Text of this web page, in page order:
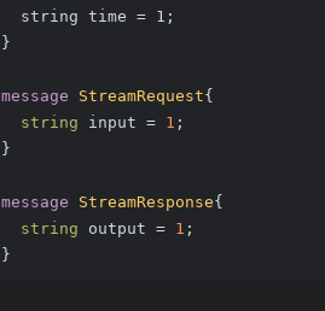
  string time = 1
;
}
message StreamRequest{
string input = 1 ;
}
message StreamResponse{
string output = 1 ;
}